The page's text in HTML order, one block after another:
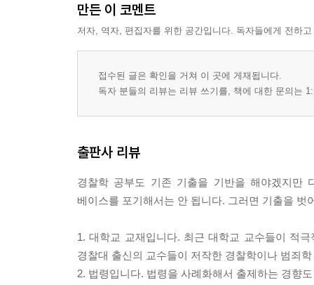
공무원고충처리규정[시행 2022. 4. 15.] / 131
경찰청 성희롱·성폭력 예방 및 2차 피해 방지와 그
경찰공무원 징계령[시행 2022. 3. 15.] / 146
질서위반행위규제법[시행 2021. 1. 1.] / 158
위해성 경찰장비의 사용기준 등에 관한 규정(약칭:
만든 이 코멘트
저자, 역자, 편집자를 위한 공간입니다. 독자들에게 전하
접수된 글은 확인을 거쳐 이 곳에 게재됩니다.
독자 분들의 리뷰는 리뷰 쓰기를, 책에 대한 문의는
출판사 리뷰
경찰학 공부도 기존 기출을 기반을 해야겠지만
베이스를 포기해서는 안 됩니다. 그러면 기출을 벗
1. 대학교 교재입니다. 최근 대학교 교수들이 적
경찰대 출신의 교수들이 저작한 경찰학이나 범죄
2. 법령입니다. 법령을 사례화해서 출제하는 경향